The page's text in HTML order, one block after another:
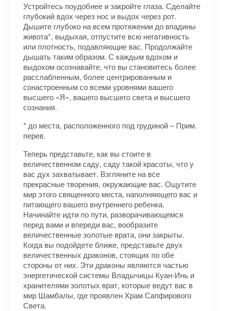
Устройтесь поудобнее и закройте глаза. Сделайте
глубокий вдох через нос и выдох через рот.
Дышите глубоко на всем протяжении до впадины
живота*, выдыхая, отпустите всю негативность
или плотность, подавляющие вас. Продолжайте
дышать таким образом. С каждым вдохом и
выдохом осознавайте, что вы становитесь более
расслабленным, более центрированным и
сонастроенным со всеми уровнями вашего
высшего «Я», вашего высшего света и высшего
сознания.
* до места, расположенного под грудиной – Прим.
перев.
Теперь представьте, как вы стоите в
величественном саду, саду такой красоты, что у
вас дух захватывает. Взгляните на все
прекрасные творения, окружающие вас. Ощутите
мир этого священного места, наполняющего вас и
питающего вашего внутреннего ребенка.
Начинайте идти по пути, разворачивающемся
перед вами и впереди вас, вообразите
величественные золотые врата, они закрыты.
Когда вы подойдете ближе, представьте двух
величественных драконов, стоящих по обе
стороны от них. Эти драконы являются частью
энергетической системы Владычицы Куан-Инь и
хранителями золотых врат, которые ведут вас в
мир Шамбалы, где проявлен Храм Сапфирового
Света.